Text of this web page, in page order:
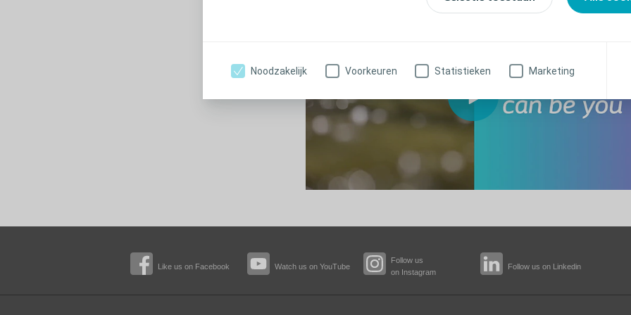
Noodzakelijk Voorkeuren Statistieken Marketing
Like us on Facebook Watch us on YouTube
Follow us
on Instagram
Follow us on Linkedin